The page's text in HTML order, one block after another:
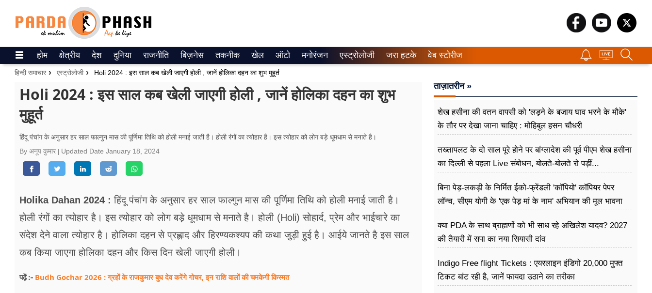
ePaper
वेब स्टोरीज
उत्तर प्रदेश
गैलरी
वीडियो
रिलेशनशिप
जीवन मंत्रा
फूड
होम क्षेत्रीय देश दुनिया राजनीति बिज़नेस तकनीक खेल ऑटो मनोरंजन एस्ट्रोलोजी जरा हटके वेब स्टोरीज
हिन्दी समाचार एस्ट्रोलोजी Holi 2024 : इस साल कब खेली जाएगी होली , जानें होलिका दहन का शुभ मुहूर्त
Holi 2024 : इस साल कब खेली जाएगी होली , जानें होलिका दहन का शुभ
मुहूर्त
हिंदू पंचांग के अनुसार हर साल फाल्गुन मास की पूर्णिमा तिथि को होली मनाई जाती है। होली रंगों का त्योहार है। इस त्योहार को लोग बड़े धूमधाम से मनाते है।
By अनूप कुमार
Updated Date January 18, 2024
Holika Dahan 2024 : हिंदू पंचांग के अनुसार हर साल फाल्गुन मास की पूर्णिमा तिथि को होली मनाई जाती है।
होली रंगों का त्योहार है। इस त्योहार को लोग बड़े धूमधाम से मनाते है। होली (Holi) सोहार्द, प्रेम और भाईचारे का
संदेश देने वाला त्योहार है। होलिका दहन से प्रह्लाद और हिरण्यकश्यप की कथा जुड़ी हुई है। आईये जानते है इस साल
कब किया जाएगा होलिका दहन और किस दिन खेली जाएगी होली।
पढ़ें :- Budh Gochar 2026 : ग्रहों के राजकुमार बुध देव करेंगे गोचर, इन राशि वालों की चमकेगी किस्मत
ताज़ातरीन »
शेख हसीना की वतन वापसी को 'लड़ने के बजाय घाव भरने के मौके'
के तौर पर देखा जाना चाहिए : मोहिबुल हसन चौधरी
तख्तापलट के दो साल पूरे होने पर बांग्लादेश की पूर्व पीएम शेख हसीना
का दिल्ली से पहला Live संबोधन, बोलते-बोलते रो पड़ीं...
बिना पेड़-लकड़ी के निर्मित ईको-फ्रेंडली 'कॉपियो' कॉपियर पेपर
लॉन्च, सीएम योगी के 'एक पेड़ मां के नाम' अभियान की मूल भावना
क्या PDA के साथ ब्राह्मणों को भी साध रहे अखिलेश यादव? 2027
की तैयारी में सपा का नया सियासी दांव
Indigo Free flight Tickets : एयरलाइन इंडिगो 20,000 मुफ्त
टिकट बांट रही है, जानें फायदा उठाने का तरीका